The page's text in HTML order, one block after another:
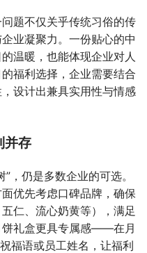
题不仅关乎传统习俗的传
业凝聚力。一份贴心的中
温暖，也能体现企业对人
福利选择，企业需要结合
设计出兼具实用性与情感
并存
，仍是多数企业的可选。
优先考虑口碑品牌，确保
仁、流心奶黄等），满足
饼礼盒更具专属感——在月
福语或员工姓名，让福利